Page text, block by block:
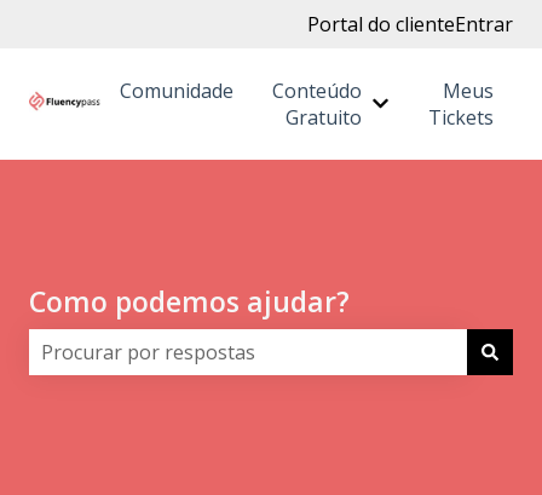
Portal do clienteEntrar
Comunidade
Conteúdo
Gratuito
Mostrar
Meus
Tickets
Como podemos ajudar?